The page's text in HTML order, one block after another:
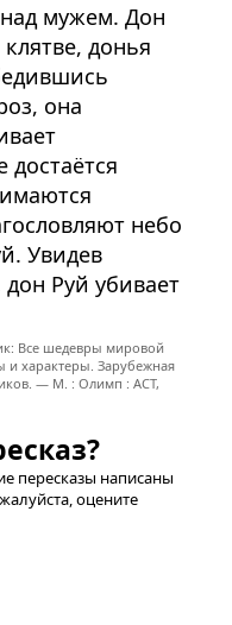
над мужем. Дон
донья
она
небо
Увидев
Руй убивает
Все шедевры мировой
и характеры. Зарубежная
— М. : Олимп : ACT,
пересказы написаны
оцените